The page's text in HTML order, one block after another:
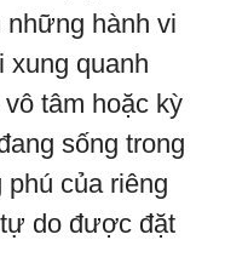
hành vi
xung quanh
tâm hoặc kỳ
sống trong
của riêng
do được đặt